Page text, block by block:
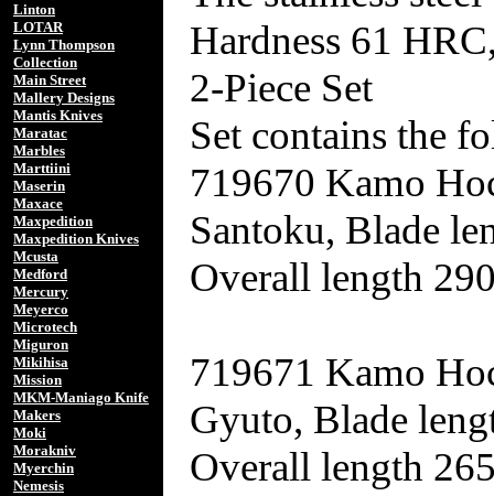
Linton
LOTAR
Lynn Thompson
Collection
Main Street
Mallery Designs
Mantis Knives
Maratac
Marbles
Marttiini
Maserin
Maxace
Maxpedition
Maxpedition Knives
Mcusta
Medford
Mercury
Meyerco
Microtech
Miguron
Mikihisa
Mission
MKM-Maniago Knife
Makers
Moki
Morakniv
Myerchin
Nemesis
Hardness 61
2-Piece Set
Set contains the
719670 Kamo
Santoku, Blade
Overall length
719671 Kamo
Gyuto, Blade
Overall length